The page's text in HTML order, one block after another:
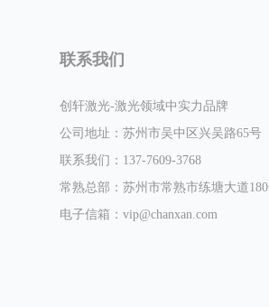
操作简单,无需上岗证即可上岗,不用老师傅也能焊出漂亮产品。
联系我们
创轩激光-激光领域中实力品牌
公司地址：苏州市吴中区兴吴路65号
联系我们：137-7609-3768
常熟总部：苏州市常熟市练塘大道180号
电子信箱：vip@chanxan.com